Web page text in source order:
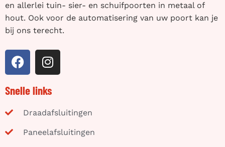
en allerlei tuin- sier- en schuifpoorten in metaal of
hout. Ook voor de automatisering van uw poort kan je
bij ons terecht.
Snelle links
Draadafsluitingen
Paneelafsluitingen